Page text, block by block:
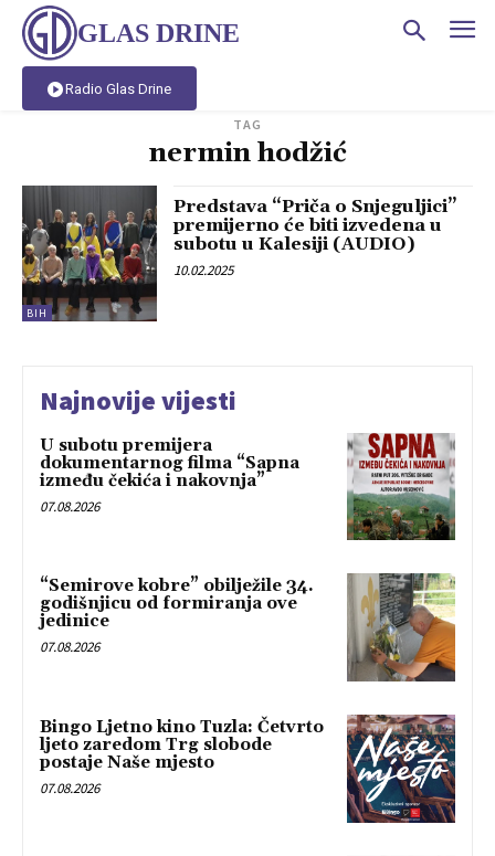
GLAS DRINE
Radio Glas Drine
TAG
nermin hodžić
BIH
Predstava “Priča o Snjeguljici”
premijerno će biti izvedena u
subotu u Kalesiji (AUDIO)
10.02.2025
Najnovije vijesti
U subotu premijera
dokumentarnog filma “Sapna
između čekića i nakovnja”
07.08.2026
“Semirove kobre” obilježile 34.
godišnjicu od formiranja ove
jedinice
07.08.2026
Bingo Ljetno kino Tuzla: Četvrto
ljeto zaredom Trg slobode
postaje Naše mjesto
07.08.2026